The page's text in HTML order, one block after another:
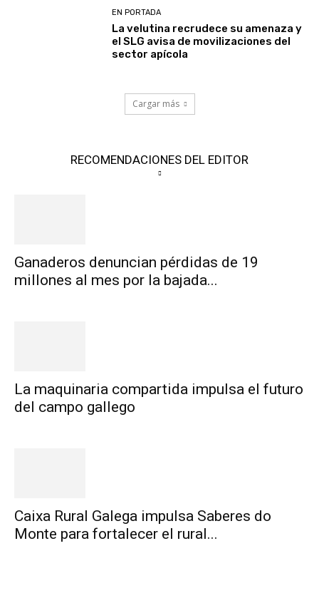
EN PORTADA
La velutina recrudece su amenaza y
el SLG avisa de movilizaciones del
sector apícola
Cargar más
RECOMENDACIONES DEL EDITOR
Ganaderos denuncian pérdidas de 19
millones al mes por la bajada...
La maquinaria compartida impulsa el futuro
del campo gallego
Caixa Rural Galega impulsa Saberes do
Monte para fortalecer el rural...